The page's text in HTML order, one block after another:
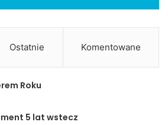
Ostatnie Komentowane
Roku
5 lat wstecz